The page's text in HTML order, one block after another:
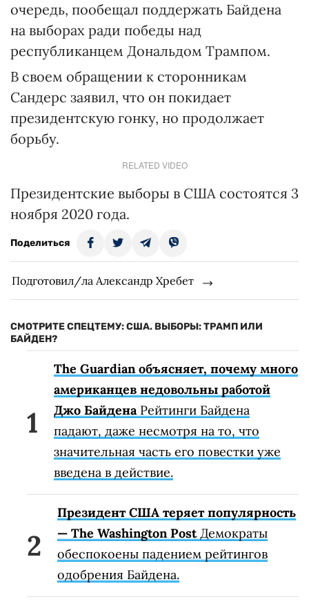
очередь, пообещал поддержать Байдена
на выборах ради победы над
республиканцем Дональдом Трампом.
В своем обращении к сторонникам
Сандерс заявил, что он покидает
президентскую гонку, но продолжает
борьбу.
RELATED VIDEO
Президентские выборы в США состоятся 3
ноября 2020 года.
Поделиться
Подготовил/ла Александр Хребет
СМОТРИТЕ СПЕЦТЕМУ: США. ВЫБОРЫ: ТРАМП ИЛИ
БАЙДЕН?
The Guardian объясняет, почему много
американцев недовольны работой
Джо БайденаРейтинги Байдена
падают, даже несмотря на то, что
значительная часть его повестки уже
введена в действие.
Президент США теряет популярность
— The Washington PostДемократы
обеспокоены падением рейтингов
одобрения Байдена.